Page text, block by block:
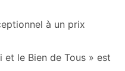
à un prix
le Bien de Tous » est